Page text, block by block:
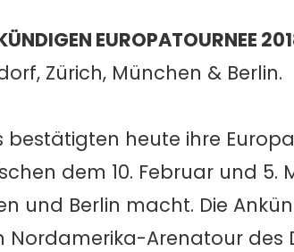
EUROPATOURNEE
Zürich, München & Berlin.
heute ihre
dem 10. Februar und 5.
und Berlin macht. Die
Arenatour des